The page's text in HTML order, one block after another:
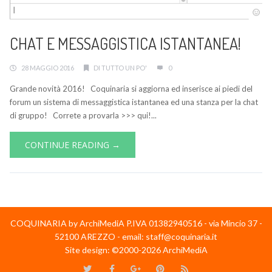
CHAT E MESSAGGISTICA ISTANTANEA!
28 MAGGIO 2016 DI TUTTO UN PO' 0
Grande novità 2016! Coquinaria si aggiorna ed inserisce ai piedi del
forum un sistema di messaggistica istantanea ed una stanza per la chat
di gruppo! Correte a provarla >>> qui!...
CONTINUE READING →
COQUINARIA by ArchiMediA P.IVA 01382940516 - via Mincio 37 -
52100 AREZZO - email: staff@coquinaria.it
Site design: ©2000-2026 ArchiMediA